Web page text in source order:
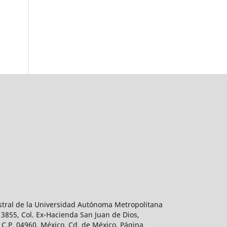
de la Universidad Autónoma Metropolitana
Col. Ex-Hacienda San Juan de Dios,
04960, México, Cd. de México. Página